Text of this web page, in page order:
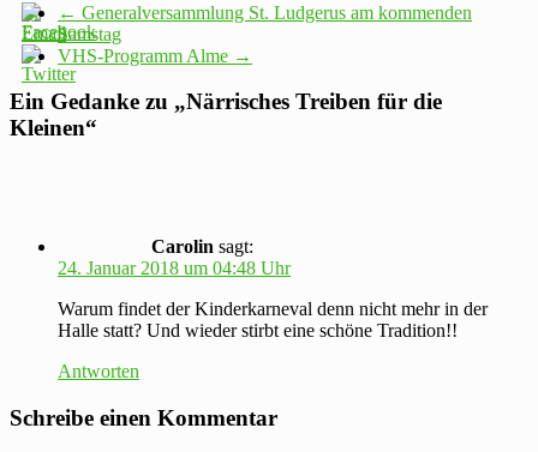
← Generalversammlung St. Ludgerus am kommenden
Samstag
VHS-Programm Alme →
Ein Gedanke zu „Närrisches Treiben für die
Kleinen“
Carolin sagt:
24. Januar 2018 um 04:48 Uhr
Warum findet der Kinderkarneval denn nicht mehr in der
Halle statt? Und wieder stirbt eine schöne Tradition!!
Antworten
Schreibe einen Kommentar